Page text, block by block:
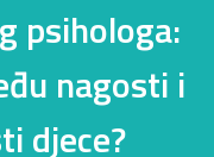
psihologa:
nagosti i
djece?